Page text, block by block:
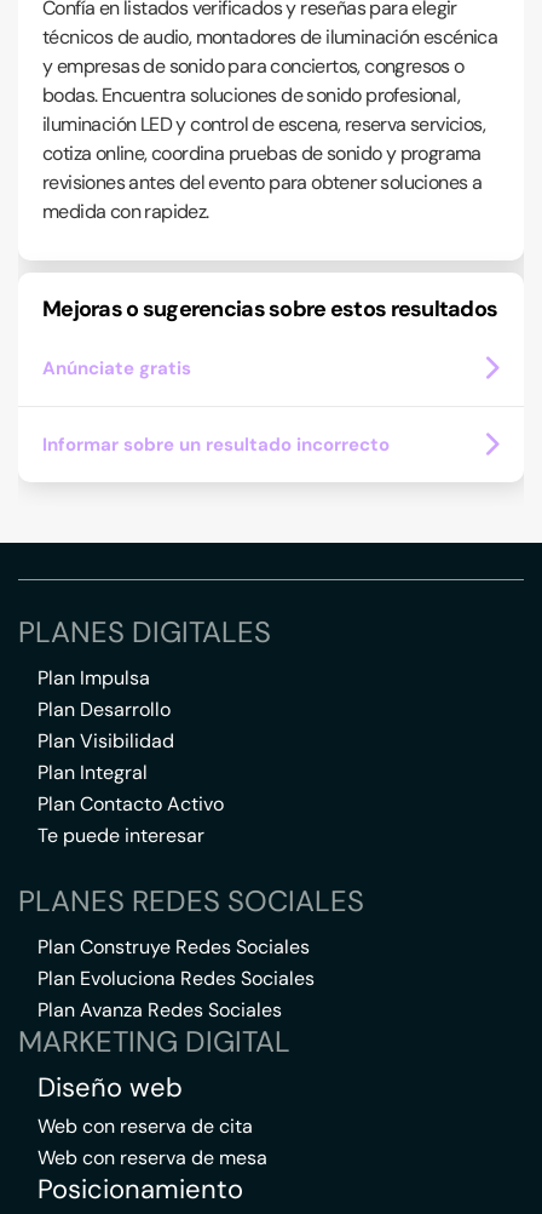
Confía en listados verificados y reseñas para elegir
técnicos de audio, montadores de iluminación escénica
y empresas de sonido para conciertos, congresos o
bodas. Encuentra soluciones de sonido profesional,
iluminación LED y control de escena, reserva servicios,
cotiza online, coordina pruebas de sonido y programa
revisiones antes del evento para obtener soluciones a
medida con rapidez.
Mejoras o sugerencias sobre estos resultados
Anúnciate gratis
Informar sobre un resultado incorrecto
PLANES DIGITALES
Plan Impulsa
Plan Desarrollo
Plan Visibilidad
Plan Integral
Plan Contacto Activo
Te puede interesar
PLANES REDES SOCIALES
Plan Construye Redes Sociales
Plan Evoluciona Redes Sociales
Plan Avanza Redes Sociales
MARKETING DIGITAL
Diseño web
Web con reserva de cita
Web con reserva de mesa
Posicionamiento